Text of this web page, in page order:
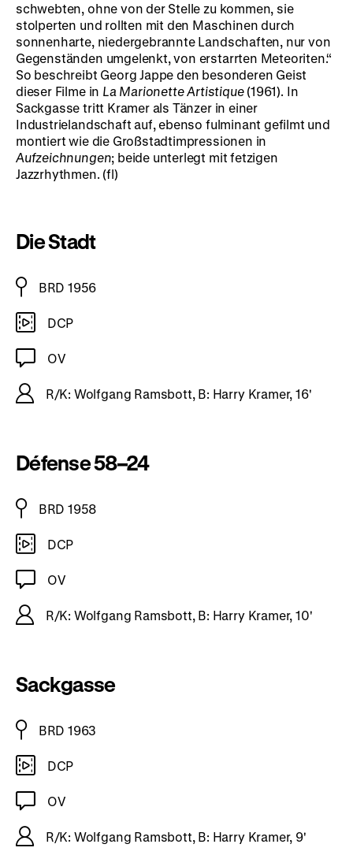
schwebten, ohne von der Stelle zu kommen, sie
stolperten und rollten mit den Maschinen durch
sonnenharte, niedergebrannte Landschaften, nur von
Gegenständen umgelenkt, von erstarrten Meteoriten.“
So beschreibt Georg Jappe den besonderen Geist
dieser Filme in La Marionette Artistique (1961). In
Sackgasse tritt Kramer als Tänzer in einer
Industrielandschaft auf, ebenso fulminant gefilmt und
montiert wie die Großstadtimpressionen in
Aufzeichnungen; beide unterlegt mit fetzigen
Jazzrhythmen. (fl)
Die Stadt
BRD 1956
DCP
OV
R/K: Wolfgang Ramsbott, B: Harry Kramer, 16'
Défense 58–24
BRD 1958
DCP
OV
R/K: Wolfgang Ramsbott, B: Harry Kramer, 10'
Sackgasse
BRD 1963
DCP
OV
R/K: Wolfgang Ramsbott, B: Harry Kramer, 9'